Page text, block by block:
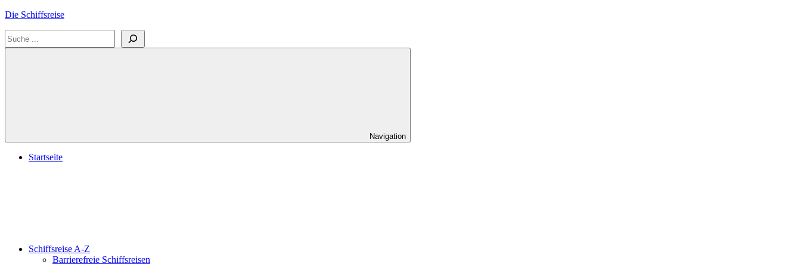
Zum
springen
Die Schiffsreise
Literatur-
Suchen
Navigation
Startseite
Schiffsreise A-Z
Barrierefreie Schiffsreisen